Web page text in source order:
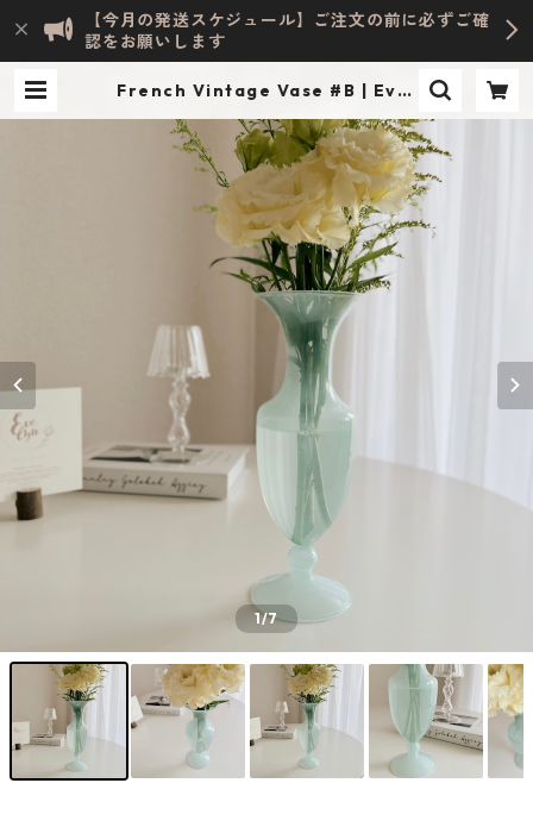
【今月の発送スケジュール】ご注文の前に必ずご確
認をお願いします
French Vintage Vase #B | Evel
OR & LIFESTYLE
1/7